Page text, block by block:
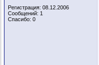
Регистрация: 08.12.2006
Сообщений: 1
Спасибо: 0